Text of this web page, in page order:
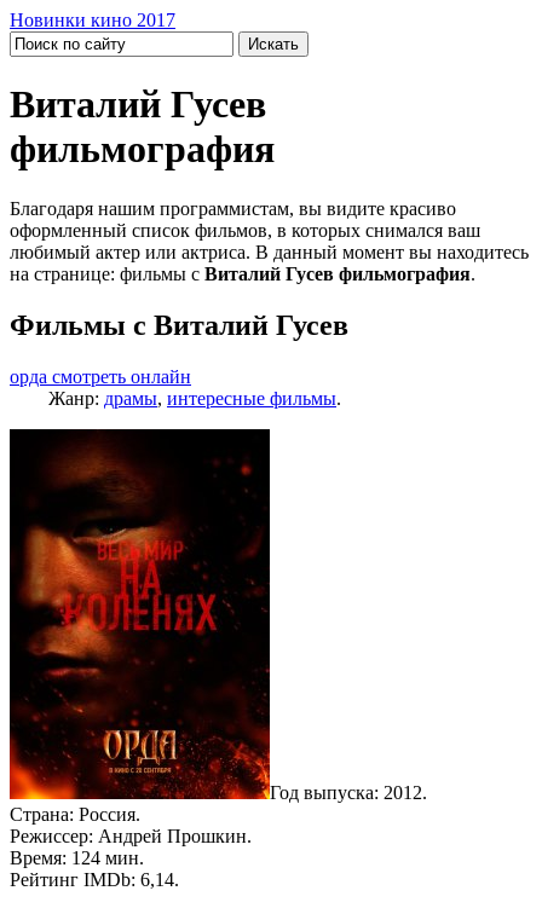
Новинки кино 2017
Виталий Гусев
фильмография
Благодаря нашим программистам, вы видите красиво
оформленный список фильмов, в которых снимался ваш
любимый актер или актриса. В данный момент вы находитесь
на странице: фильмы с Виталий Гусев фильмография.
Фильмы с Виталий Гусев
орда смотреть онлайн
Жанр: драмы, интересные фильмы.
Год выпуска: 2012.
Страна: Россия.
Режиссер: Андрей Прошкин.
Время: 124 мин.
Рейтинг IMDb: 6,14.